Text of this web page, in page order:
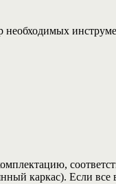
необходимых
каркас). Если все